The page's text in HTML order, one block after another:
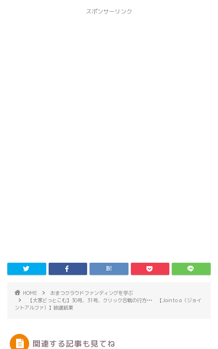
スポンサーリンク
HOME
おまつクラウドファンディングを学ぶ
【大家どっとこむ】30号、31号、クリック合戦の行方••• 【Jointo α（ジョイ
ントアルファ）】抽選結果
関連する記事も見てね